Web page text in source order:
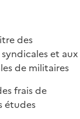
des
et aux
de militaires
frais de
études